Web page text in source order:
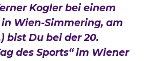
Kogler bei einem
Wien-Simmering, am
bist Du bei der 20.
des Sports“ im Wiener